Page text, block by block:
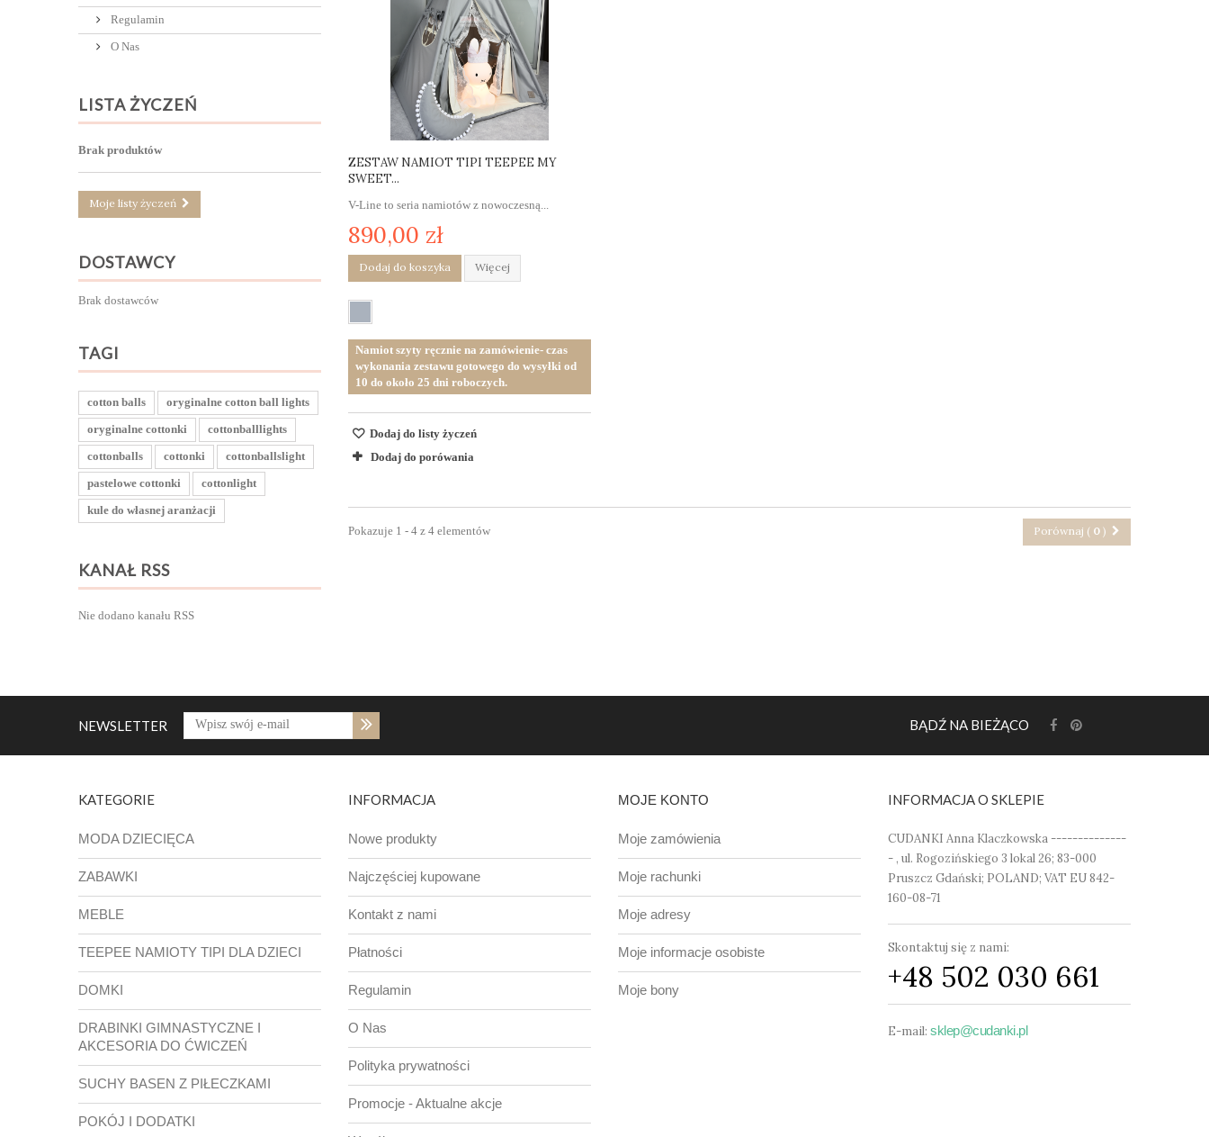
Regulamin
O Nas
LISTA ŻYCZEŃ
Brak produktów
Moje listy życzeń
DOSTAWCY
Brak dostawców
TAGI
cotton balls
oryginalne cotton ball lights
oryginalne cottonki
cottonballlights
cottonballs
cottonki
cottonballslight
pastelowe cottonki
cottonlight
kule do własnej aranżacji
KANAŁ RSS
Nie dodano kanału RSS
ZESTAW NAMIOT TIPI TEEPEE MY
SWEET...
V-Line to seria namiotów z nowoczesną...
890,00 zł
Dodaj do koszyka Więcej
Namiot szyty ręcznie na zamówienie- czas
wykonania zestawu gotowego do wysyłki od
10 do około 25 dni roboczych.
Dodaj do listy życzeń
Dodaj do porówania
Porównaj ( 0 )
Pokazuje 1 - 4 z 4 elementów
NEWSLETTER BĄDŹ NA BIEŻĄCO
KATEGORIE
MODA DZIECIĘCA
ZABAWKI
MEBLE
TEEPEE NAMIOTY TIPI DLA DZIECI
DOMKI
DRABINKI GIMNASTYCZNE I
AKCESORIA DO ĆWICZEŃ
SUCHY BASEN Z PIŁECZKAMI
POKÓJ I DODATKI
INFORMACJA
Nowe produkty
Najczęściej kupowane
Kontakt z nami
Płatności
Regulamin
O Nas
Polityka prywatności
Promocje - Aktualne akcje
MOJE KONTO
Moje zamówienia
Moje rachunki
Moje adresy
Moje informacje osobiste
Moje bony
INFORMACJA O SKLEPIE
CUDANKI Anna Klaczkowska --------------
- , ul. Rogozińskiego 3 lokal 26; 83-000
Pruszcz Gdański; POLAND; VAT EU 842-
160-08-71
Skontaktuj się z nami:
+48 502 030 661
E-mail: sklep@cudanki.pl